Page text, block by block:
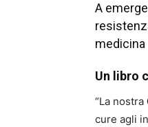
A
medicina
Un libro
“La nostra
cure agli